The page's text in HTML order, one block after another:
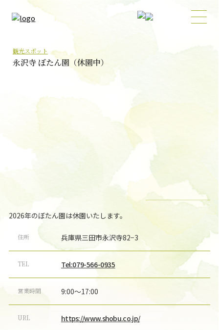
観光スポット
永沢寺 ぼたん園（休園中）
2026年のぼたん園は休園いたします。
住所 兵庫県三田市永沢寺82−3
TEL Tel:079-566-0935
営業時間 9:00〜17:00
URL https://www.shobu.co.jp/